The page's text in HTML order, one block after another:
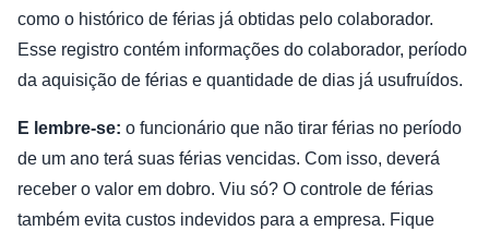
como o histórico de férias já obtidas pelo colaborador.
Esse registro contém informações do colaborador, período
da aquisição de férias e quantidade de dias já usufruídos.
E lembre-se: o funcionário que não tirar férias no período
de um ano terá suas férias vencidas. Com isso, deverá
receber o valor em dobro. Viu só? O controle de férias
também evita custos indevidos para a empresa. Fique